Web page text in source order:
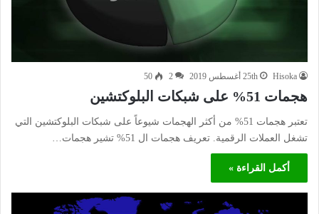
Hisoka 25th أغسطس 2019 2
50
هجمات 51% على شبكات البلوكتشين
تعتبر هجمات 51% من أكثر الهجمات شيوعاً على شبكات البلوكتشين التي
تشغل العملات الرقمية. تعريف هجمات ال 51% تشير هجمات…
أكمل القراءة »